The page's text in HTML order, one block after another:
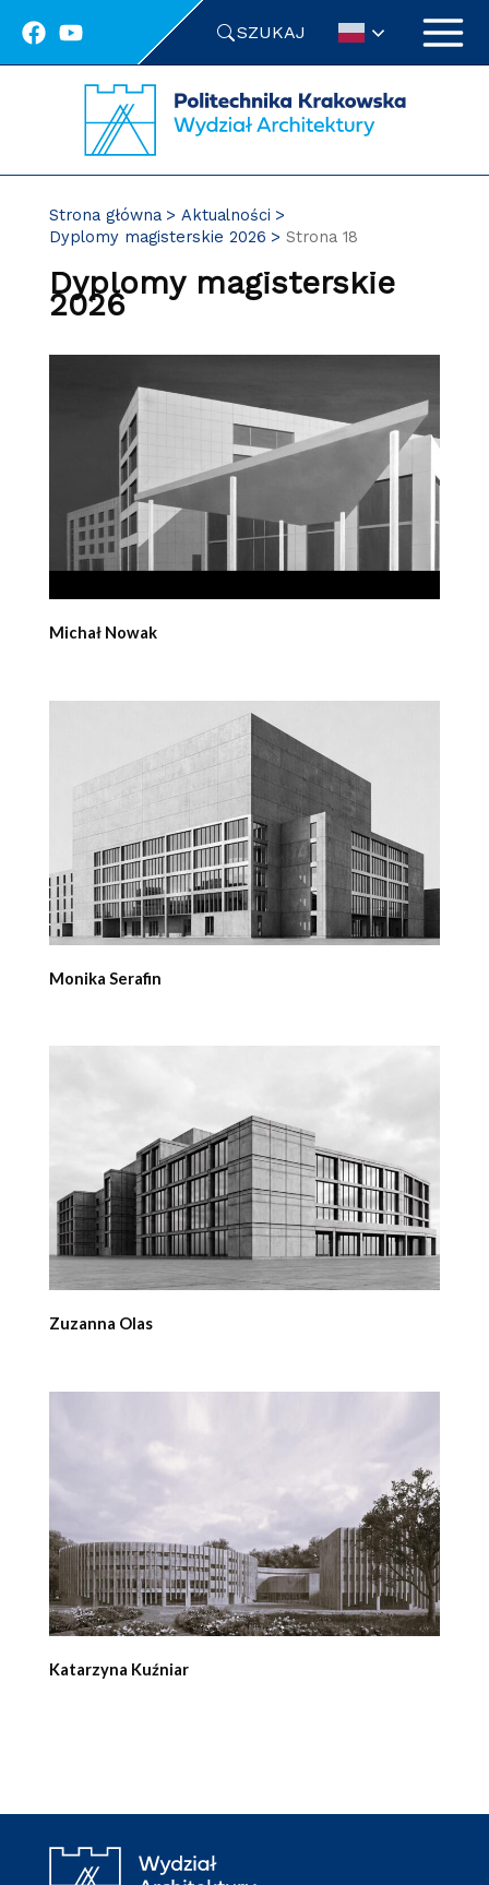
SZUKAJ
Strona główna
Aktualności
Dyplomy magisterskie 2026
Strona 18
Dyplomy magisterskie
2026
Michał Nowak
Monika Serafin
Zuzanna Olas
Katarzyna Kuźniar